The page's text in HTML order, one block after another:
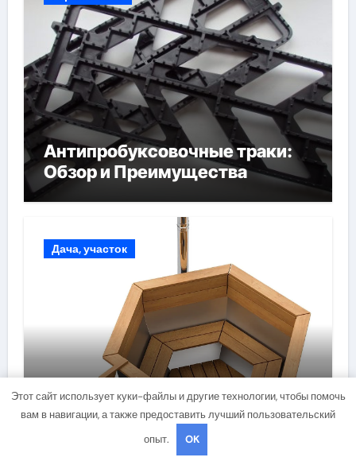
Антипробуксовочные траки:
Обзор и Преимущества
Дача, участок
Чаны для бани:
преимущества, виды и
особенности использования
Этот сайт использует куки-файлы и другие технологии, чтобы помочь
вам в навигации, а также предоставить лучший пользовательский
опыт.
OK